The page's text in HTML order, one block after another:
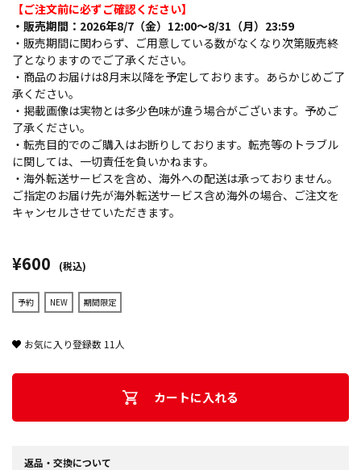
【ご注文前に必ずご確認ください】
・販売期間：2026年8/7（金）12:00～8/31（月）23:59
・販売期間に関わらず、ご用意している数がなくなり次第販売終
了となりますのでご了承ください。
・商品のお届けは8月末以降を予定しております。あらかじめご了
承ください。
・掲載画像は実物とは多少色味が違う場合がございます。予めご
了承ください。
・転売目的でのご購入はお断りしております。転売等のトラブル
に関しては、一切責任を負いかねます。
・海外転送サービスを含め、海外への配送は承っておりません。
ご指定のお届け先が海外転送サービス含め海外の場合、ご注文を
キャンセルさせていただきます。
¥600 (税込)
予約 NEW 期間限定
お気に入り登録数 11 人
カートに入れる
返品・交換について